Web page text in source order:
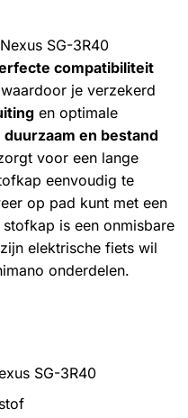
SG-3R40
compatibiliteit
je verzekerd
en optimale
duurzaam en bestand
voor een lange
eenvoudig te
op pad kunt met een
is een onmisbare
elektrische fiets wil
onderdelen.
SG-3R40